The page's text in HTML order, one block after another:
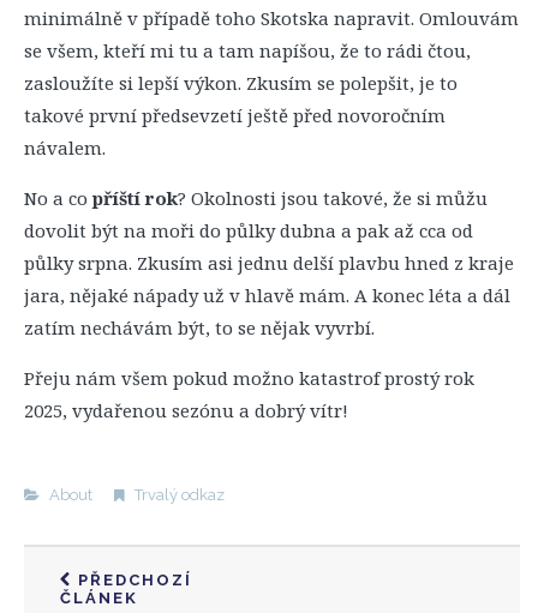
minimálně v případě toho Skotska napravit. Omlouvám
se všem, kteří mi tu a tam napíšou, že to rádi čtou,
zasloužíte si lepší výkon. Zkusím se polepšit, je to
takové první předsevzetí ještě před novoročním
návalem.
No a co příští rok? Okolnosti jsou takové, že si můžu
dovolit být na moři do půlky dubna a pak až cca od
půlky srpna. Zkusím asi jednu delší plavbu hned z kraje
jara, nějaké nápady už v hlavě mám. A konec léta a dál
zatím nechávám být, to se nějak vyvrbí.
Přeju nám všem pokud možno katastrof prostý rok
2025, vydařenou sezónu a dobrý vítr!
About Trvalý odkaz
PŘEDCHOZÍ
ČLÁNEK